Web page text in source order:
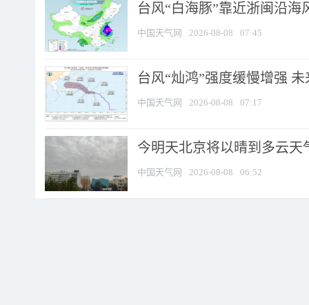
台风“白海豚”靠近浙闽沿
中国天气网 2026-08-08 07:45
台风“灿鸿”强度缓慢增强
中国天气网 2026-08-08 07:17
今明天北京将以晴到多云
中国天气网 2026-08-08 06:52